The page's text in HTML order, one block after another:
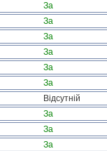
За
За
За
За
За
За
Відсутній
За
За
За